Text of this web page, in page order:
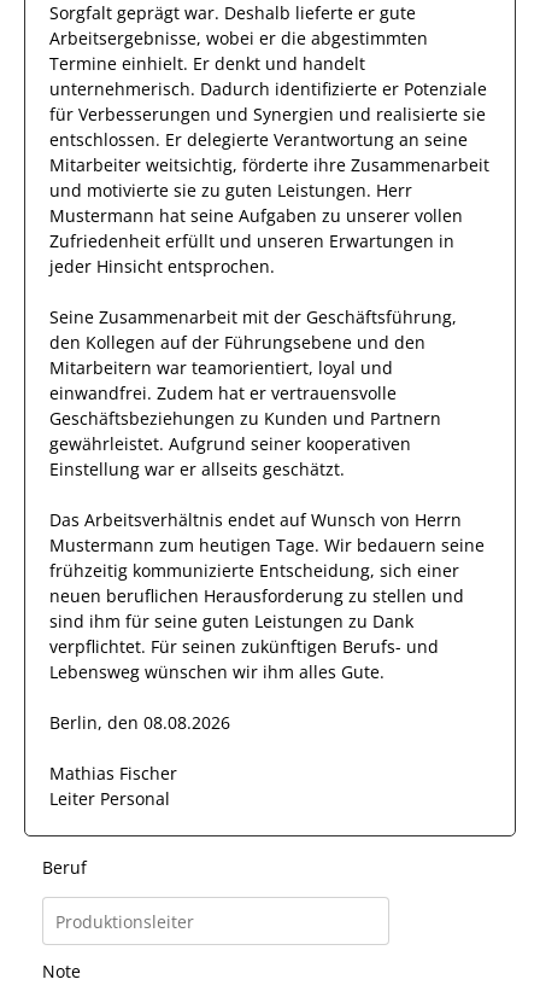
Sorgfalt geprägt war. Deshalb lieferte er gute
Arbeitsergebnisse, wobei er die abgestimmten
Termine einhielt. Er denkt und handelt
unternehmerisch. Dadurch identifizierte er Potenziale
für Verbesserungen und Synergien und realisierte sie
entschlossen. Er delegierte Verantwortung an seine
Mitarbeiter weitsichtig, förderte ihre Zusammenarbeit
und motivierte sie zu guten Leistungen. Herr
Mustermann hat seine Aufgaben zu unserer vollen
Zufriedenheit erfüllt und unseren Erwartungen in
jeder Hinsicht entsprochen.
Seine Zusammenarbeit mit der Geschäftsführung,
den Kollegen auf der Führungsebene und den
Mitarbeitern war teamorientiert, loyal und
einwandfrei. Zudem hat er vertrauensvolle
Geschäftsbeziehungen zu Kunden und Partnern
gewährleistet. Aufgrund seiner kooperativen
Einstellung war er allseits geschätzt.
Das Arbeitsverhältnis endet auf Wunsch von Herrn
Mustermann zum heutigen Tage. Wir bedauern seine
frühzeitig kommunizierte Entscheidung, sich einer
neuen beruflichen Herausforderung zu stellen und
sind ihm für seine guten Leistungen zu Dank
verpflichtet. Für seinen zukünftigen Berufs- und
Lebensweg wünschen wir ihm alles Gute.
Berlin, den 08.08.2026
Mathias Fischer
Leiter Personal
Beruf
Note